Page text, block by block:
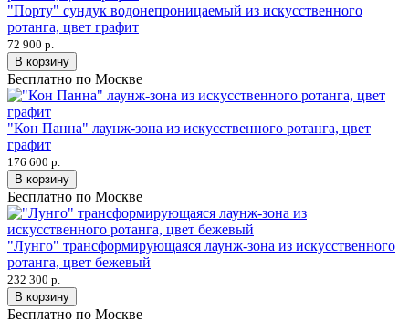
"Порту" сундук водонепроницаемый из искусственного
ротанга, цвет графит
72 900 р.
В корзину
Бесплатно по Москве
"Кон Панна" лаунж-зона из искусственного ротанга, цвет
графит
176 600 р.
В корзину
Бесплатно по Москве
"Лунго" трансформирующаяся лаунж-зона из искусственного
ротанга, цвет бежевый
232 300 р.
В корзину
Бесплатно по Москве